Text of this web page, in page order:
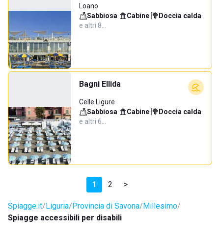
Loano
Sabbiosa· Cabine· Doccia calda·
e altri 8…
Bagni Ellida
Celle Ligure
Sabbiosa· Cabine· Doccia calda·
e altri 6…
1 2 >
Spiagge.it Liguria Provincia di Savona Millesimo
Spiagge accessibili per disabili